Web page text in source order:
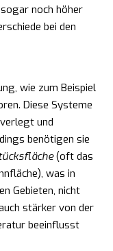
noch höher
bei den
wie zum Beispiel
Diese Systeme
und
benötigen sie
(oft das
was in
Gebieten, nicht
stärker von der
beeinflusst